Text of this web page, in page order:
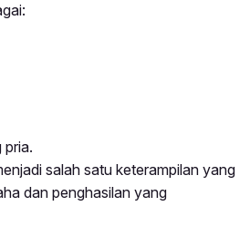
pria.
salah satu keterampilan yang
dan penghasilan yang